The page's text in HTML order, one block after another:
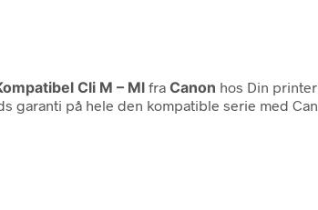
Cli M – Ml fra Canon hos Din
garanti på hele den kompatible serie med